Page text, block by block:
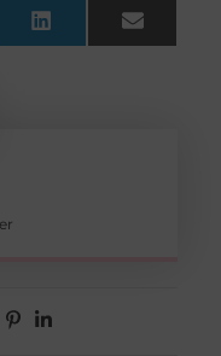
LinkedIn Email